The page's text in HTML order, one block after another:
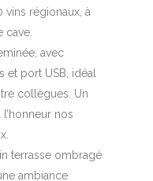
régionaux, à
cave.
avec
et port USB, idéal
collègues. Un
nos
terrasse ombragé
ambiance